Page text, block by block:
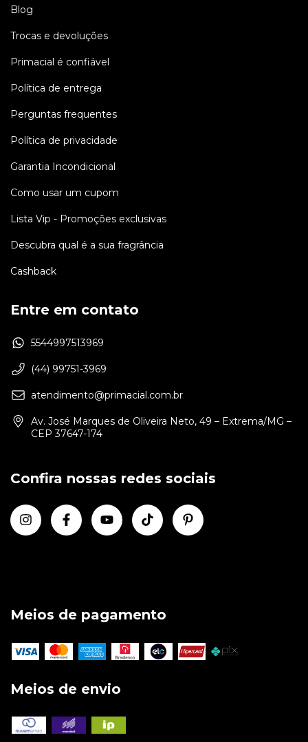
Blog
Trocas e devoluções
Primacial é confiável
Política de entrega
Perguntas frequentes
Política de privacidade
Garantia Incondicional
Como usar um cupom
Lista Vip - Promoções exclusivas
Descubra qual é a sua fragrância
Cashback
Entre em contato
5544997513969
(44) 99751-3969
atendimento@primacial.com.br
Av. José Marques de Oliveira Neto, 49 – Extrema/MG –
CEP 37647-174
Confira nossas redes sociais
Meios de pagamento
Meios de envio